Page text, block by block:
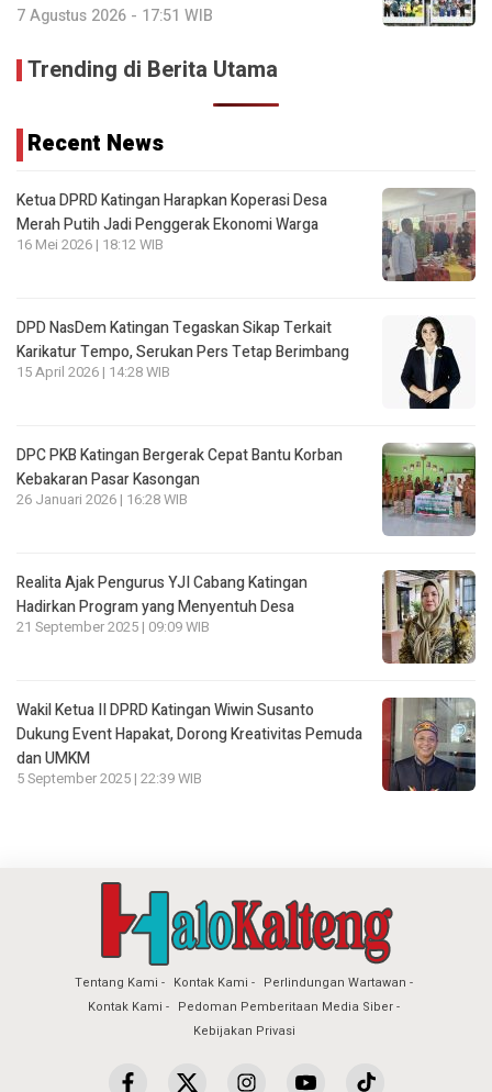
7 Agustus 2026 - 17:51 WIB
Trending di Berita Utama
Recent News
Ketua DPRD Katingan Harapkan Koperasi Desa
Merah Putih Jadi Penggerak Ekonomi Warga
16 Mei 2026 | 18:12 WIB
DPD NasDem Katingan Tegaskan Sikap Terkait
Karikatur Tempo, Serukan Pers Tetap Berimbang
15 April 2026 | 14:28 WIB
DPC PKB Katingan Bergerak Cepat Bantu Korban
Kebakaran Pasar Kasongan
26 Januari 2026 | 16:28 WIB
Realita Ajak Pengurus YJI Cabang Katingan
Hadirkan Program yang Menyentuh Desa
21 September 2025 | 09:09 WIB
Wakil Ketua II DPRD Katingan Wiwin Susanto
Dukung Event Hapakat, Dorong Kreativitas Pemuda
dan UMKM
5 September 2025 | 22:39 WIB
Tentang Kami Kontak Kami
Perlindungan Wartawan
Kontak Kami
Pedoman Pemberitaan Media Siber
Kebijakan Privasi